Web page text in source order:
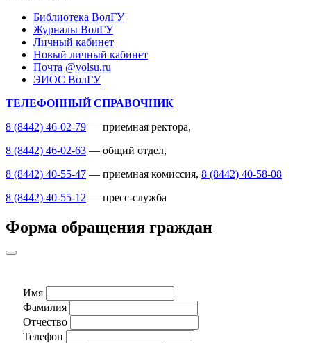
Библиотека ВолГУ
Журналы ВолГУ
Личный кабинет
Новый личный кабинет
Почта @volsu.ru
ЭИОС ВолГУ
ТЕЛЕФОННЫЙ СПРАВОЧНИК
8 (8442) 46-02-79 — приемная ректора,
8 (8442) 46-02-63 — общий отдел,
8 (8442) 40-55-47 — приемная комиссия, 8 (8442) 40-58-08
8 (8442) 40-55-12 — пресс-служба
Форма обращения граждан
Имя
Фамилия
Отчество
Телефон